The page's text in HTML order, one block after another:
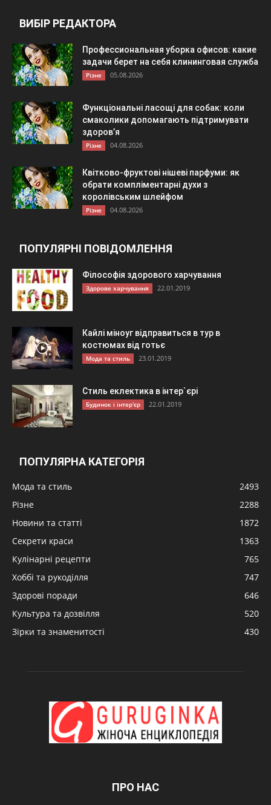
ВИБІР РЕДАКТОРА
Профессиональная уборка офисов: какие
задачи берет на себя клининговая служба
Різне 05.08.2026
Функціональні ласощі для собак: коли
смаколики допомагають підтримувати
здоров’я
Різне 04.08.2026
Квітково-фруктові нішеві парфуми: як
обрати компліментарні духи з
королівським шлейфом
Різне 04.08.2026
ПОПУЛЯРНІ ПОВІДОМЛЕННЯ
Філософія здорового харчування
Здорове харчування 22.01.2019
Кайлі міноуг відправиться в тур в
костюмах від готьє
Мода та стиль 23.01.2019
Стиль еклектика в інтер`єрі
Будинок і інтер'єр 22.01.2019
ПОПУЛЯРНА КАТЕГОРІЯ
Мода та стиль
2493
Різне
2288
Новини та статті
1872
Секрети краси
1363
Кулінарні рецепти
765
Хоббі та рукоділля
747
Здорові поради
646
Культура та дозвілля
520
Зірки та знаменитості
430
ПРО НАС